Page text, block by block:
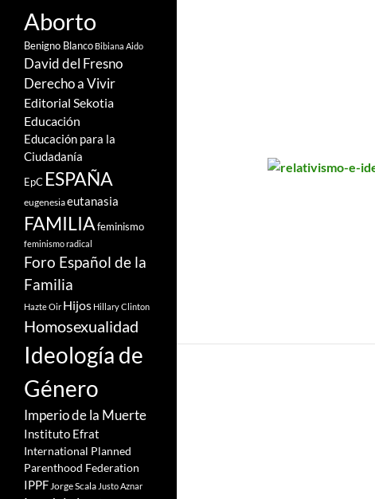
Aborto
Benigno Blanco Bibiana Aido
David del Fresno
Derecho a Vivir
Editorial Sekotia
Educación
Educación para la
Ciudadanía
EpC ESPAÑA
eugenesiaeutanasia
FAMILIAfeminismo
feminismo radical
Foro Español de la
Familia
Hazte Oir Hijos Hillary Clinton
Homosexualidad
Ideología de
Género
Imperio de la Muerte
Instituto Efrat
International Planned
Parenthood Federation
IPPFJorge Scala Justo Aznar